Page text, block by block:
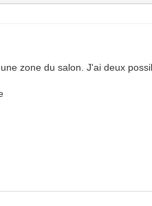
zone du salon. J'ai deux